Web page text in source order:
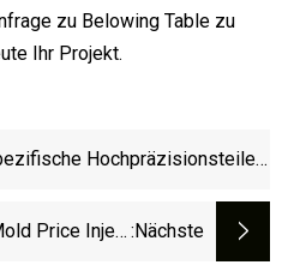
zu Belowing Table zu
Ihr Projekt.
Hochpräzisionsteile
Zink/Aluminium/
Price Inject :nächste